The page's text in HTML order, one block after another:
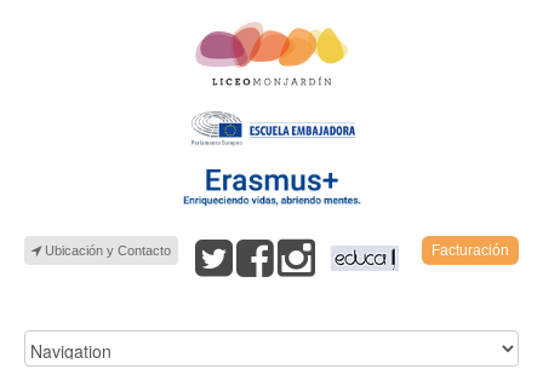
Ubicación y Contacto Facturación